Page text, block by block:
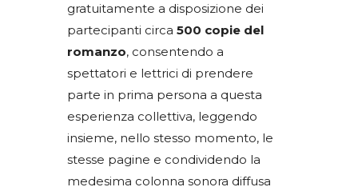
gratuitamente a disposizione dei
partecipanti circa 500 copie del
romanzo, consentendo a
spettatori e lettrici di prendere
parte in prima persona a questa
esperienza collettiva, leggendo
insieme, nello stesso momento, le
stesse pagine e condividendo la
medesima colonna sonora diffusa